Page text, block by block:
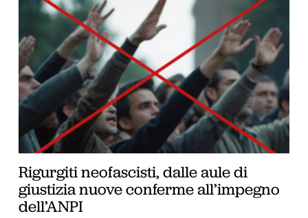
Rigurgiti neofascisti, dalle aule di
giustizia nuove conferme all’impegno
dell’ANPI